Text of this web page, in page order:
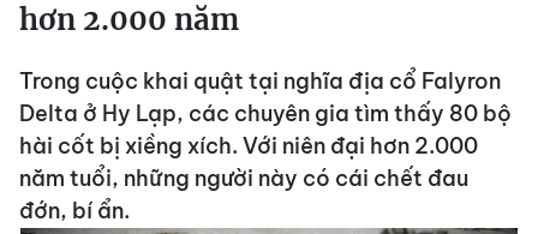
hơn 2.000 năm
Trong cuộc khai quật tại nghĩa địa cổ Falyron
Delta ở Hy Lạp, các chuyên gia tìm thấy 80 bộ
hài cốt bị xiềng xích. Với niên đại hơn 2.000
năm tuổi, những người này có cái chết đau
đớn, bí ẩn.